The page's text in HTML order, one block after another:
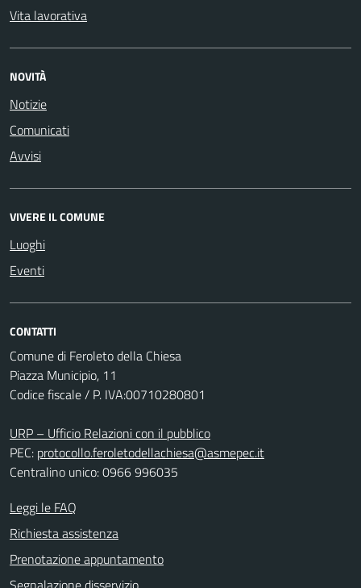
Vita lavorativa
NOVITÀ
Notizie
Comunicati
Avvisi
VIVERE IL COMUNE
Luoghi
Eventi
CONTATTI
Comune di Feroleto della Chiesa
Piazza Municipio, 11
Codice fiscale / P. IVA:00710280801
URP – Ufficio Relazioni con il pubblico
PEC: protocollo.feroletodellachiesa@asmepec.it
Centralino unico: 0966 996035
Leggi le FAQ
Richiesta assistenza
Prenotazione appuntamento